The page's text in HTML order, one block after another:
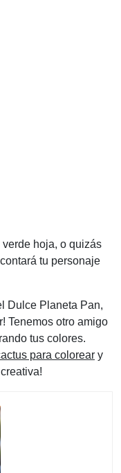
hoja, o quizás
tu personaje
Dulce Planeta Pan,
Tenemos otro amigo
tus colores.
para colorear y